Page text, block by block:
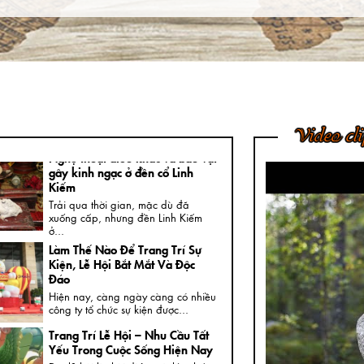
Ngày nay, không khó để được
chiêm ngưỡng những bức tượng
đồng...
gây kinh ngạc ở đền cổ Linh
Kiếm
Trải qua thời gian, mặc dù đã
xuống cấp, nhưng đền Linh Kiếm
ở...
Làm Thế Nào Để Trang Trí Sự
Kiện, Lễ Hội Bắt Mắt Và Độc
Đáo
Hiện nay, càng ngày càng có nhiều
công ty tổ chức sự kiện được...
Trang Trí Lễ Hội – Nhu Cầu Tất
Yếu Trong Cuộc Sống Hiện Nay
Video